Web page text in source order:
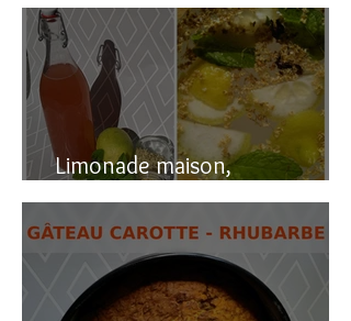
Limonade maison,
naturellement pétillante!!!